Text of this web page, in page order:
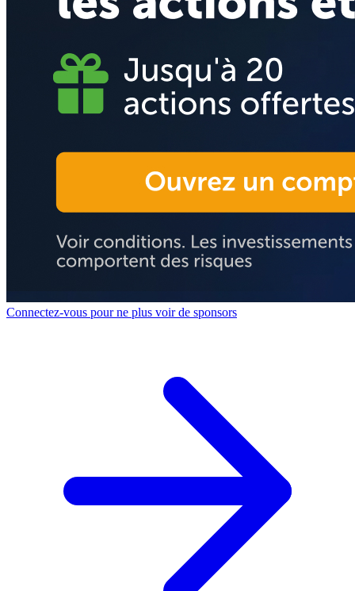
Connectez-vous pour ne plus voir de sponsors